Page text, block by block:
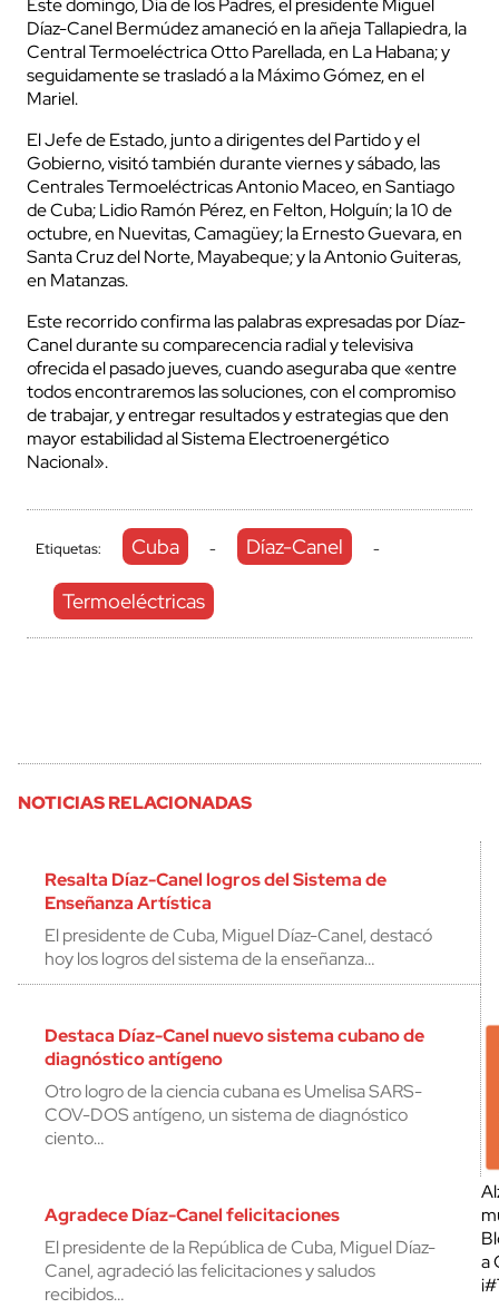
cerrar
Este domingo, Día de los Padres, el presidente Miguel
Díaz-Canel Bermúdez amaneció en la añeja Tallapiedra, la
Central Termoeléctrica Otto Parellada, en La Habana; y
seguidamente se trasladó a la Máximo Gómez, en el
Mariel.
El Jefe de Estado, junto a dirigentes del Partido y el
Gobierno, visitó también durante viernes y sábado, las
Centrales Termoeléctricas Antonio Maceo, en Santiago
de Cuba; Lidio Ramón Pérez, en Felton, Holguín; la 10 de
octubre, en Nuevitas, Camagüey; la Ernesto Guevara, en
Santa Cruz del Norte, Mayabeque; y la Antonio Guiteras,
en Matanzas.
Este recorrido confirma las palabras expresadas por Díaz-
Canel durante su comparecencia radial y televisiva
ofrecida el pasado jueves, cuando aseguraba que «entre
todos encontraremos las soluciones, con el compromiso
de trabajar, y entregar resultados y estrategias que den
mayor estabilidad al Sistema Electroenergético
Nacional».
Etiquetas: Cuba - Díaz-Canel -
Termoeléctricas
NOTICIAS RELACIONADAS
Resalta Díaz-Canel logros del Sistema de
Enseñanza Artística
El presidente de Cuba, Miguel Díaz-Canel, destacó
hoy los logros del sistema de la enseñanza…
Destaca Díaz-Canel nuevo sistema cubano de
diagnóstico antígeno
Otro logro de la ciencia cubana es Umelisa SARS-
COV-DOS antígeno, un sistema de diagnóstico
ciento…
Agradece Díaz-Canel felicitaciones
El presidente de la República de Cuba, Miguel Díaz-
Canel, agradeció las felicitaciones y saludos
recibidos…
a